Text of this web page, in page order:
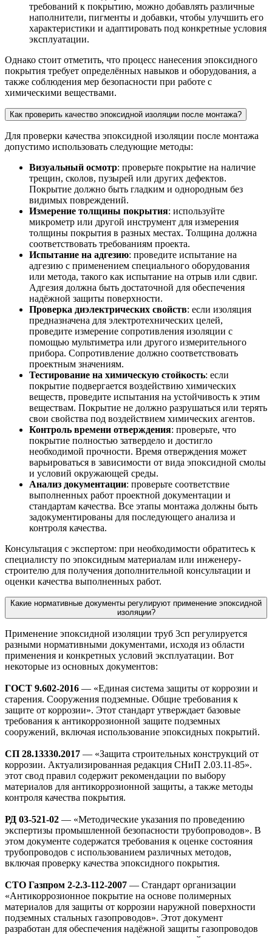
требований к покрытию, можно добавлять различные
наполнители, пигменты и добавки, чтобы улучшить его
характеристики и адаптировать под конкретные условия
эксплуатации.
Однако стоит отметить, что процесс нанесения эпоксидного
покрытия требует определённых навыков и оборудования, а
также соблюдения мер безопасности при работе с
химическими веществами.
Как проверить качество эпоксидной изоляции после монтажа?
Для проверки качества эпоксидной изоляции после монтажа
допустимо использовать следующие методы:
Визуальный осмотр: проверьте покрытие на наличие
трещин, сколов, пузырей или других дефектов.
Покрытие должно быть гладким и однородным без
видимых повреждений.
Измерение толщины покрытия: используйте
микрометр или другой инструмент для измерения
толщины покрытия в разных местах. Толщина должна
соответствовать требованиям проекта.
Испытание на адгезию: проведите испытание на
адгезию с применением специального оборудования
или метода, такого как испытание на отрыв или сдвиг.
Адгезия должна быть достаточной для обеспечения
надёжной защиты поверхности.
Проверка диэлектрических свойств: если изоляция
предназначена для электротехнических целей,
проведите измерение сопротивления изоляции с
помощью мультиметра или другого измерительного
прибора. Сопротивление должно соответствовать
проектным значениям.
Тестирование на химическую стойкость: если
покрытие подвергается воздействию химических
веществ, проведите испытания на устойчивость к этим
веществам. Покрытие не должно разрушаться или терять
свои свойства под воздействием химических агентов.
Контроль времени отверждения: проверьте, что
покрытие полностью затвердело и достигло
необходимой прочности. Время отверждения может
варьироваться в зависимости от вида эпоксидной смолы
и условий окружающей среды.
Анализ документации: проверьте соответствие
выполненных работ проектной документации и
стандартам качества. Все этапы монтажа должны быть
задокументированы для последующего анализа и
контроля качества.
Консультация с экспертом: при необходимости обратитесь к
специалисту по эпоксидным материалам или инженеру-
строителю для получения дополнительной консультации и
оценки качества выполненных работ.
Какие нормативные документы регулируют применение эпоксидной
изоляции?
Применение эпоксидной изоляции труб 3сп регулируется
разными нормативными документами, исходя из области
применения и конкретных условий эксплуатации. Вот
некоторые из основных документов:
ГОСТ 9.602-2016 — «Единая система защиты от коррозии и
старения. Сооружения подземные. Общие требования к
защите от коррозии». Этот стандарт утверждает базовые
требования к антикоррозионной защите подземных
сооружений, включая использование эпоксидных покрытий.
СП 28.13330.2017 — «Защита строительных конструкций от
коррозии. Актуализированная редакция СНиП 2.03.11-85».
этот свод правил содержит рекомендации по выбору
материалов для антикоррозионной защиты, а также методы
контроля качества покрытия.
РД 03-521-02 — «Методические указания по проведению
экспертизы промышленной безопасности трубопроводов». В
этом документе содержатся требования к оценке состояния
трубопроводов с использованием различных методов,
включая проверку качества эпоксидного покрытия.
СТО Газпром 2-2.3-112-2007 — Стандарт организации
«Антикоррозионное покрытие на основе полимерных
материалов для защиты от коррозии наружной поверхности
подземных стальных газопроводов». Этот документ
разработан для обеспечения надёжной защиты газопроводов